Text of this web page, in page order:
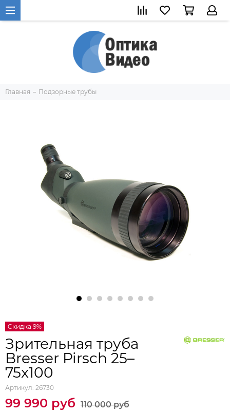
Главная Подзорные трубы
Скидка 9%
Зрительная труба
Bresser Pirsch 25–
75x100
Артикул: 26730
99 990 руб 110 000 руб